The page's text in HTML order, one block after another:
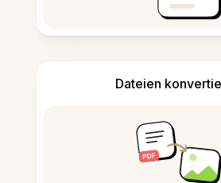
Dateien